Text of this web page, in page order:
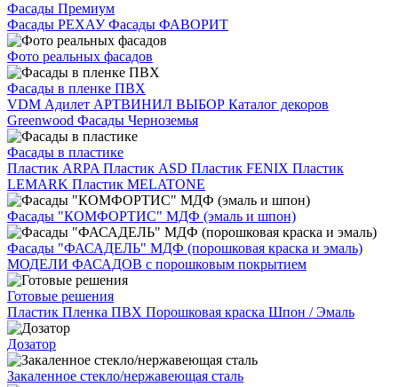
Фасады Премиум
Фасады РЕХАУФасады ФАВОРИТ
Фото реальных фасадов
Фасады в пленке ПВХ
VDM Адилет АРТВИНИЛ ВЫБОР Каталог декоров
Greenwood Фасады Черноземья
Фасады в пластике
Пластик ARPA Пластик ASD Пластик FENIX Пластик
LEMARK Пластик MELATONE
Фасады "КОМФОРТИС" МДФ (эмаль и шпон)
Фасады "ФАСАДЕЛЬ" МДФ (порошковая краска и эмаль)
МОДЕЛИ ФАСАДОВ с порошковым покрытием
Готовые решения
Пластик Пленка ПВХ Порошковая краска Шпон / Эмаль
Дозатор
Закаленное стекло/нержавеющая сталь